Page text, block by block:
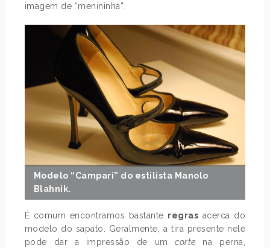
imagem de “menininha”.
Modelo “Campari” do estilista Manolo
Blahnik.
É comum encontramos bastante regras acerca do
modelo do sapato. Geralmente, a tira presente nele
pode dar a impressão de umcorte na perna,